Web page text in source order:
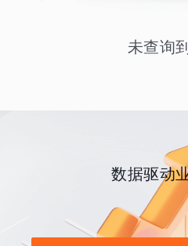
未查询
数据驱动